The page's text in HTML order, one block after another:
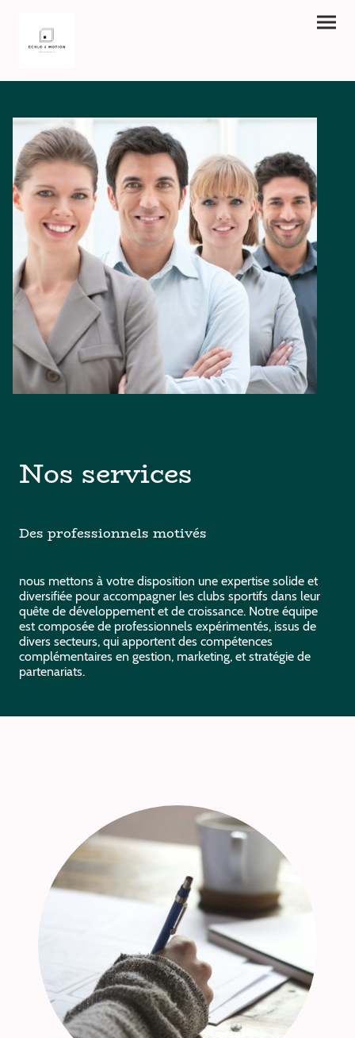
Nos services
Des professionnels motivés
nous mettons à votre disposition une expertise solide et
diversifiée pour accompagner les clubs sportifs dans leur
quête de développement et de croissance. Notre équipe
est composée de professionnels expérimentés, issus de
divers secteurs, qui apportent des compétences
complémentaires en gestion, marketing, et stratégie de
partenariats.